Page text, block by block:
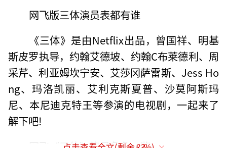
网飞版三体演员表都有谁
《三体》是由Netflix出品，曾国祥、明基
斯皮罗执导，约翰艾德坡、约翰C布莱德利、周
采芹、利亚姆坎宁安、艾莎冈萨雷斯、Jess Ho
ng、玛洛凯丽、艾利克斯夏普、沙莫阿斯玛
尼、本尼迪克特王等参演的电视剧，一起来了
解下吧!